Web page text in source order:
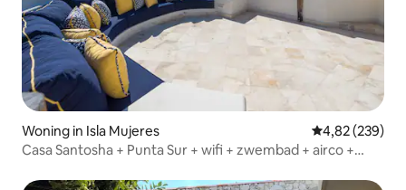
Woning in Isla Mujeres Gemiddelde
4,82 (239)
Casa Santosha + Punta Sur + wifi + zwembad + airco +